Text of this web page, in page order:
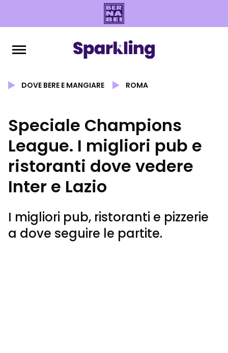
DOVE BERE E MANGIARE ROMA
Speciale Champions
League. I migliori pub e
ristoranti dove vedere
Inter e Lazio
I migliori pub, ristoranti e pizzerie
a dove seguire le partite.